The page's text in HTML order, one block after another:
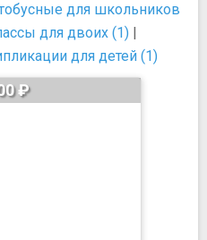
для школьников
для двоих (1) |
для детей (1)
₽